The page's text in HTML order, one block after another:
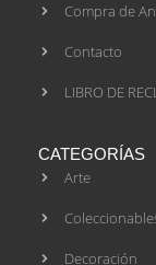
Compra de
Contacto
LIBRO DE
CATEGORÍAS
Arte
Decoración